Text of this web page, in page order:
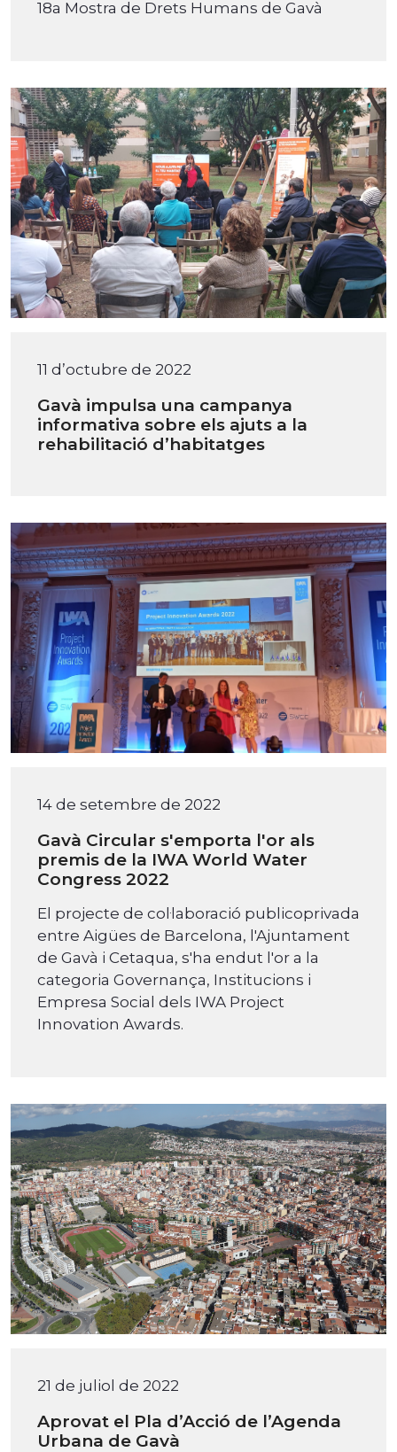
18a Mostra de Drets Humans de Gavà
11 d’octubre de 2022
Gavà impulsa una campanya
informativa sobre els ajuts a la
rehabilitació d’habitatges
14 de setembre de 2022
Gavà Circular s'emporta l'or als
premis de la IWA World Water
Congress 2022
El projecte de col·laboració publicoprivada
entre Aigües de Barcelona, l'Ajuntament
de Gavà i Cetaqua, s'ha endut l'or a la
categoria Governança, Institucions i
Empresa Social dels IWA Project
Innovation Awards.
21 de juliol de 2022
Aprovat el Pla d’Acció de l’Agenda
Urbana de Gavà